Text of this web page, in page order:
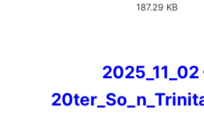
187.29 KB
2025_11_02